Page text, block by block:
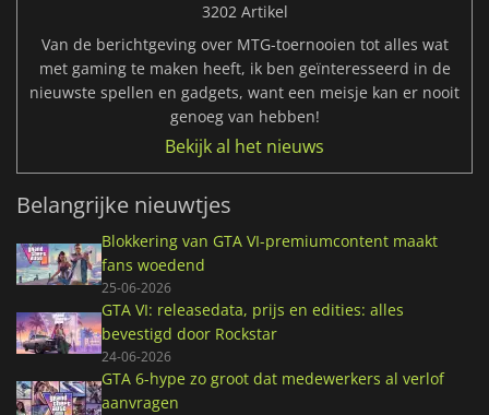
3202 Artikel
Van de berichtgeving over MTG-toernooien tot alles wat
met gaming te maken heeft, ik ben geïnteresseerd in de
nieuwste spellen en gadgets, want een meisje kan er nooit
genoeg van hebben!
Bekijk al het nieuws
Belangrijke nieuwtjes
Blokkering van GTA VI-premiumcontent maakt
fans woedend
25-06-2026
GTA VI: releasedata, prijs en edities: alles
bevestigd door Rockstar
24-06-2026
GTA 6-hype zo groot dat medewerkers al verlof
aanvragen